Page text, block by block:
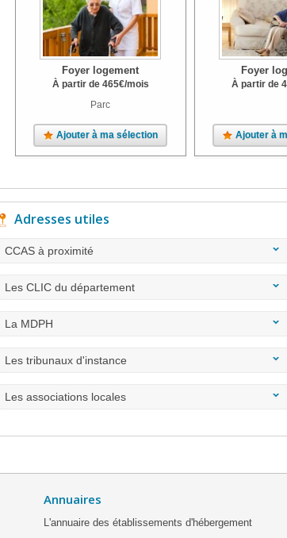
Foyer logement
À partir de 465€/mois
Parc
Ajouter à ma sélection
Foyer
À partir de
Ajouter à
Adresses utiles
CCAS à proximité
Les CLIC du département
La MDPH
Les tribunaux d'instance
Les associations locales
Annuaires
L'annuaire des établissements d'hébergement